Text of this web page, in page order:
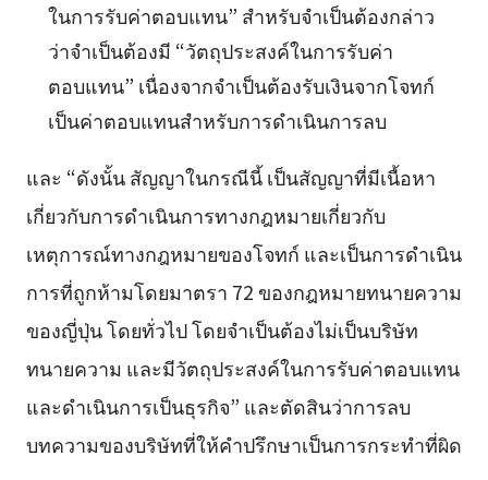
ในการรับค่าตอบแทน” สำหรับจำเป็นต้องกล่าว
ว่าจำเป็นต้องมี “วัตถุประสงค์ในการรับค่า
ตอบแทน” เนื่องจากจำเป็นต้องรับเงินจากโจทก์
เป็นค่าตอบแทนสำหรับการดำเนินการลบ
และ “ดังนั้น สัญญาในกรณีนี้ เป็นสัญญาที่มีเนื้อหา
เกี่ยวกับการดำเนินการทางกฎหมายเกี่ยวกับ
เหตุการณ์ทางกฎหมายของโจทก์ และเป็นการดำเนิน
การที่ถูกห้ามโดยมาตรา 72 ของกฎหมายทนายความ
ของญี่ปุ่น โดยทั่วไป โดยจำเป็นต้องไม่เป็นบริษัท
ทนายความ และมีวัตถุประสงค์ในการรับค่าตอบแทน
และดำเนินการเป็นธุรกิจ” และตัดสินว่าการลบ
บทความของบริษัทที่ให้คำปรึกษาเป็นการกระทำที่ผิด